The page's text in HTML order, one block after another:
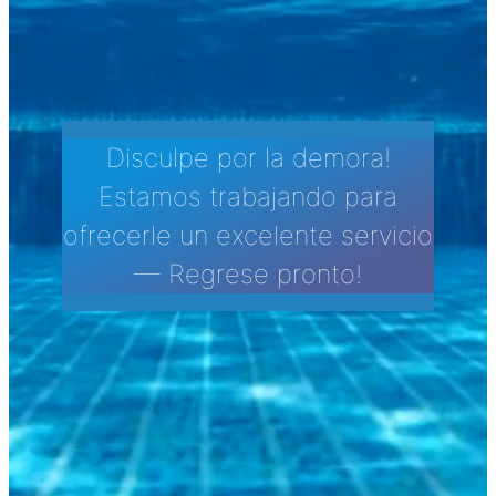
Disculpe por la demora!
Estamos trabajando para
ofrecerle un excelente servicio
— Regrese pronto!